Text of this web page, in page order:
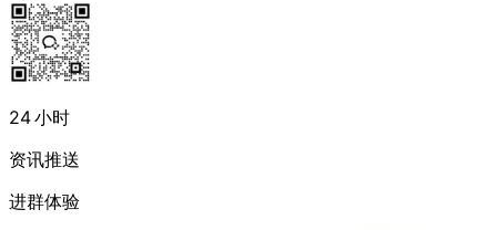
24 小时
资讯推送
进群体验